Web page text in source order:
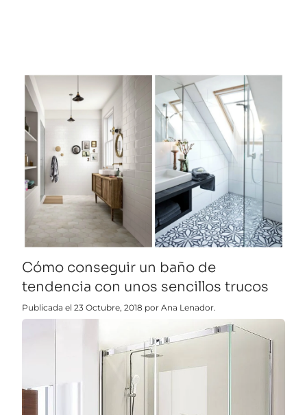
Cómo conseguir un baño de
tendencia con unos sencillos trucos
Publicada el 23 Octubre, 2018 por Ana Lenador.